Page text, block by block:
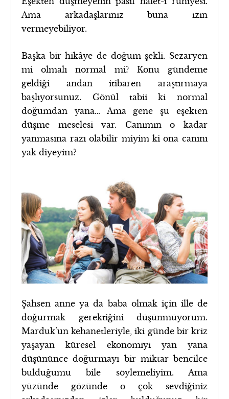
Ama arkadaşlarınız buna izin
vermeyebiliyor.
Başka bir hikâye de doğum şekli. Sezaryen
mi olmalı normal mi? Konu gündeme
geldiği andan itibaren araştırmaya
başlıyorsunuz. Gönül tabii ki normal
doğumdan yana… Ama gene şu eşekten
düşme meselesi var. Canımın o kadar
yanmasına razı olabilir miyim ki ona canını
yak diyeyim?
Şahsen anne ya da baba olmak için ille de
doğurmak gerektiğini düşünmüyorum.
Marduk’un kehanetleriyle, iki günde bir kriz
yaşayan küresel ekonomiyi yan yana
düşününce doğurmayı bir miktar bencilce
bulduğumu bile söylemeliyim. Ama
yüzünde gözünde o çok sevdiğiniz